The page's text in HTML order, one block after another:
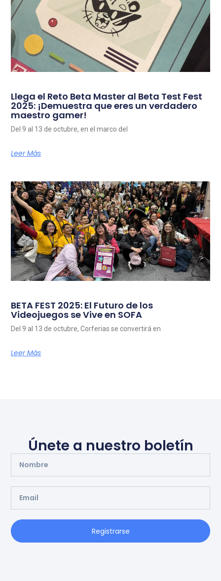
Llega el Reto Beta Master al Beta Test Fest
2025: ¡Demuestra que eres un verdadero
maestro gamer!
Del 9 al 13 de octubre, en el marco del
Leer Más
BETA FEST 2025: El Futuro de los
Videojuegos se Vive en SOFA
Del 9 al 13 de octubre, Corferias se convertirá en
Leer Más
Únete a nuestro boletín
Registrarse